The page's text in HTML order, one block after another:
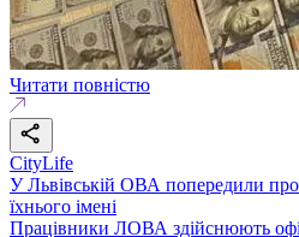
Читати повністю
CityLife
У Львівській ОВА попередили про
їхнього імені
Працівники ЛОВА здійснюють